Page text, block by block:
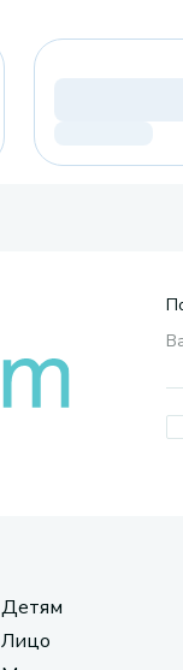
Детям
Лицо